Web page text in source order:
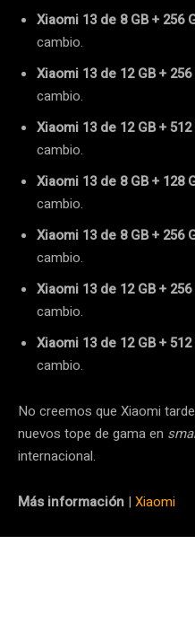
Xiaomi 13 de 8 GB + 256
cambio.
Xiaomi 13 de 12 GB + 256
cambio.
Xiaomi 13 de 12 GB + 512
cambio.
Xiaomi 13 de 8 GB + 128
cambio.
Xiaomi 13 de 8 GB + 256
cambio.
Xiaomi 13 de 12 GB + 256
cambio.
Xiaomi 13 de 12 GB + 512
cambio.
No creemos que Xiaomi
nuevos tope de gama en
internacional.
Más información | Xiaomi